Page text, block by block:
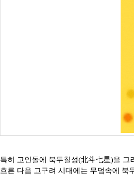
특히 고인돌에 북두칠성(北斗七星)을 그
흐른 다음 고구려 시대에는 무덤속에 북